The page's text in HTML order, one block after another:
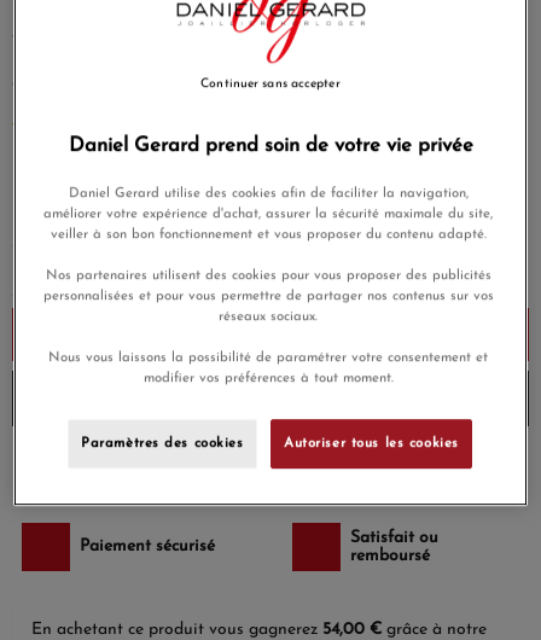
Doté d'un fermoir amovible, il offre la possibilité de
changer de couleur de tissé au gré de ses envies. Un
bracelet double-tour versatile, à porter au quotidien en solo
ou en accumulation.
Payez seulement 180 € aujourd'hui
Payez en 4x ou 10x
Paiement sécurisé
Satisfait ou
remboursé
En achetant ce produit vous gagnerez 54,00 € grâce à notre
Daniel Gerard prend soin de votre vie privée
Daniel Gerard utilise des cookies afin de faciliter la navigation,
améliorer votre expérience d'achat, assurer la sécurité maximale du site,
veiller à son bon fonctionnement et vous proposer du contenu adapté.
Nos partenaires utilisent des cookies pour vous proposer des publicités
personnalisées et pour vous permettre de partager nos contenus sur vos
réseaux sociaux.
Nous vous laissons la possibilité de paramétrer votre consentement et
modifier vos préférences à tout moment.
Paramètres des cookies Autoriser tous les cookies
Continuer sans accepter